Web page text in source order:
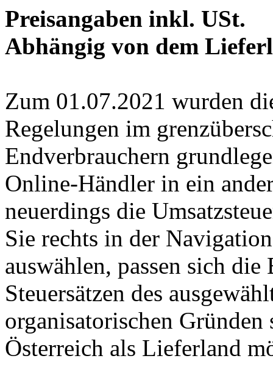
Preisangaben inkl. USt.
Abhängig von dem
Zum 01.07.2021 wurden
Regelungen im
Endverbrauchern
Online-Händler in ein
neuerdings die
Sie rechts in der
auswählen, passen sich
Steuersätzen des
organisatorischen
Österreich als Lieferland